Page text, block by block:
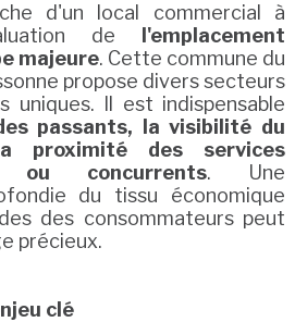
d'un local commercial à
de
l'emplacement
majeure. Cette commune du
propose divers secteurs
uniques. Il est indispensable
passants, la visibilité du
proximité des services
ou concurrents. Une
du tissu économique
des consommateurs peut
précieux.
clé